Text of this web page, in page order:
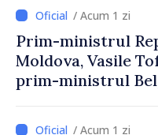
/ Acum 1 zi
Prim-ministrul
Moldova, Vasile
prim-ministrul
despre parcursul
/ Acum 1 zi